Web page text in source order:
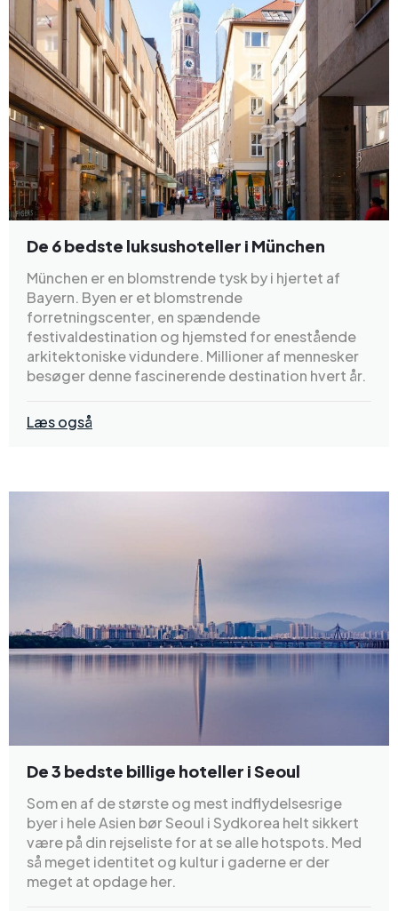
De 6 bedste luksushoteller i München
München er en blomstrende tysk by i hjertet af
Bayern. Byen er et blomstrende
forretningscenter, en spændende
festivaldestination og hjemsted for enestående
arkitektoniske vidundere. Millioner af mennesker
besøger denne fascinerende destination hvert år.
Læs også
De 3 bedste billige hoteller i Seoul
Som en af de største og mest indflydelsesrige
byer i hele Asien bør Seoul i Sydkorea helt sikkert
være på din rejseliste for at se alle hotspots. Med
så meget identitet og kultur i gaderne er der
meget at opdage her.